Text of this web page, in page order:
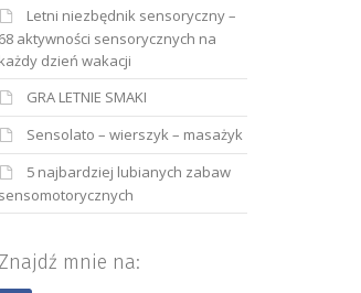
Letni niezbędnik sensoryczny –
68 aktywności sensorycznych na
każdy dzień wakacji
GRA LETNIE SMAKI
Sensolato – wierszyk – masażyk
5 najbardziej lubianych zabaw
sensomotorycznych
Znajdź mnie na: